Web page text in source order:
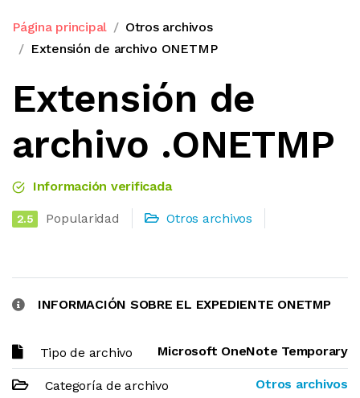
Página principal
Otros archivos
Extensión de archivo ONETMP
Extensión de
archivo .ONETMP
Información verificada
2.5 Popularidad Otros archivos
INFORMACIÓN SOBRE EL EXPEDIENTE ONETMP
Tipo de archivo Microsoft OneNote Temporary
Categoría de archivo Otros archivos